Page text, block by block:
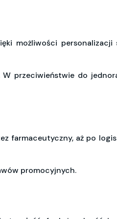
możliwości personalizacji
przeciwieństwie do
farmaceutyczny, aż po
promocyjnych.